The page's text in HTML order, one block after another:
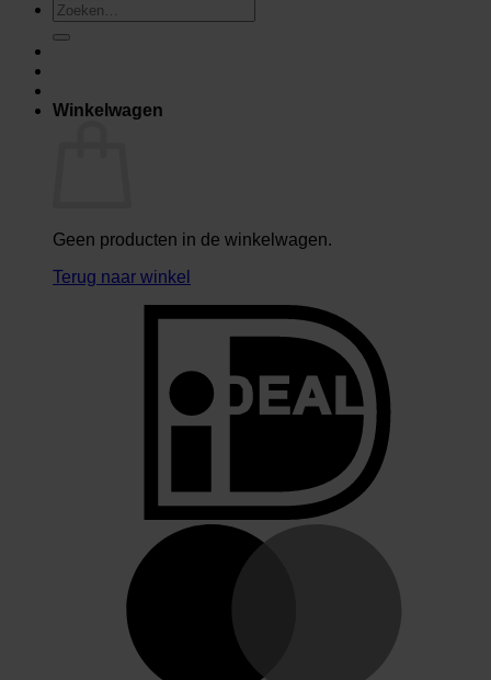
Zoeken
naar:
Winkelwagen
Geen producten in de winkelwagen.
Terug naar winkel